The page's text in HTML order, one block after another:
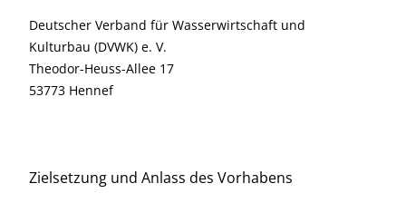
Deutscher Verband für Wasserwirtschaft und
Kulturbau (DVWK) e. V.
Theodor-Heuss-Allee 17
53773 Hennef
Zielsetzung und Anlass des Vorhabens